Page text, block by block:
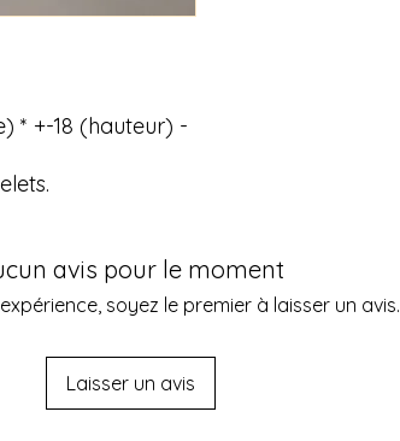
* +-18 (hauteur) -
avis pour le moment
soyez le premier à laisser un avis.
Laisser un avis